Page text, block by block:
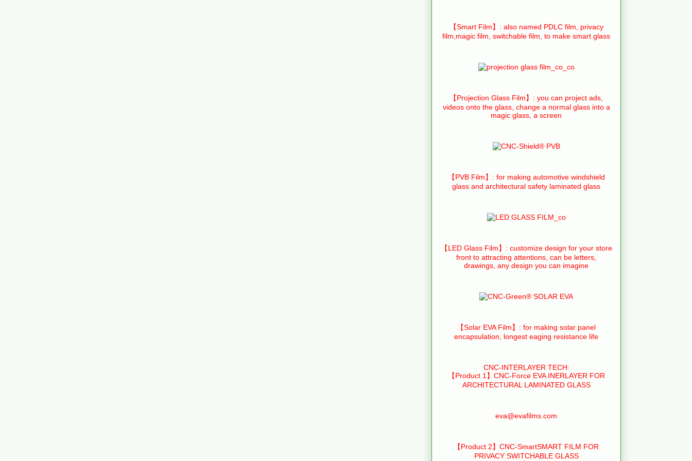
【Smart Film】: also named PDLC film, privacy
film,magic film, switchable film, to make smart glass
【Projection Glass Film】: you can project ads,
videos onto the glass, change a normal glass into a
magic glass, a screen
【PVB Film】: for making automotive windshield
glass and architectural safety laminated glass
【LED Glass Film】: customize design for your store
front to attracting attentions, can be letters,
drawings, any design you can imagine
【Solar EVA Film】: for making solar panel
encapsulation, longest eaging resistance life
CNC-INTERLAYER TECH:
【Product 1】CNC-Force EVA INERLAYER FOR
ARCHITECTURAL LAMINATED GLASS
eva@evafilms.com
【Product 2】CNC-SmartSMART FILM FOR
PRIVACY SWITCHABLE GLASS